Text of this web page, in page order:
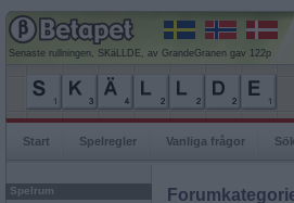
Senaste rullningen, SKäLLDE, av GrandeGranen gav 122p
Start Spelregler Vanliga frågor
Spelrum